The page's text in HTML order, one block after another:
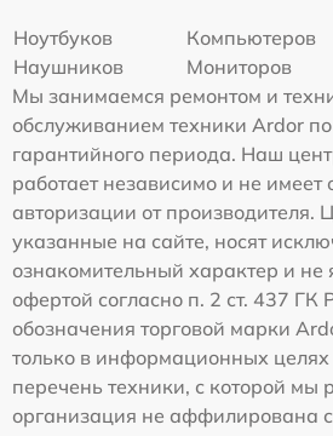
Ноутбуков
Компьютеров
Наушников
Мониторов
Мы занимаемся ремонтом и
обслуживанием техники Ardor
гарантийного периода. Наш
работает независимо и не
авторизации от производителя.
указанные на сайте, носят
ознакомительный характер и не
офертой согласно п. 2 ст. 437
обозначения торговой марки
только в информационных
перечень техники, с которой мы
организация не аффилирована